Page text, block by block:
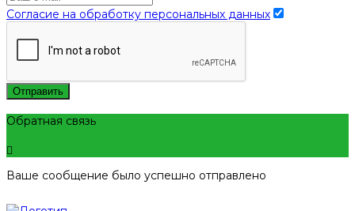
Согласие на обработку персональных данных
Отправить
Обратная связь
Ваше сообщение было успешно отправлено